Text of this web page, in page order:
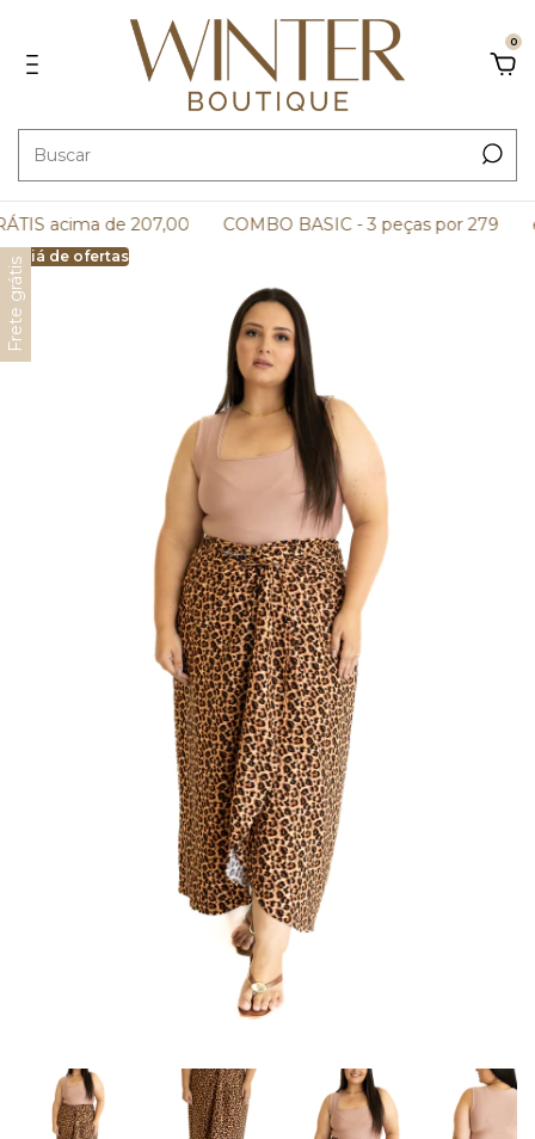
0
acima de 207,00 COMBO BASIC - 3 peças por 279
Frete grátis
Arraiá de ofertas